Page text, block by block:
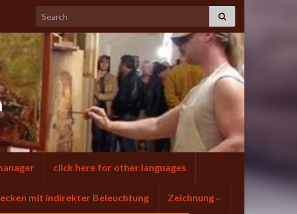
click here for other languages
mit indirekter Beleuchtung Zeichnung